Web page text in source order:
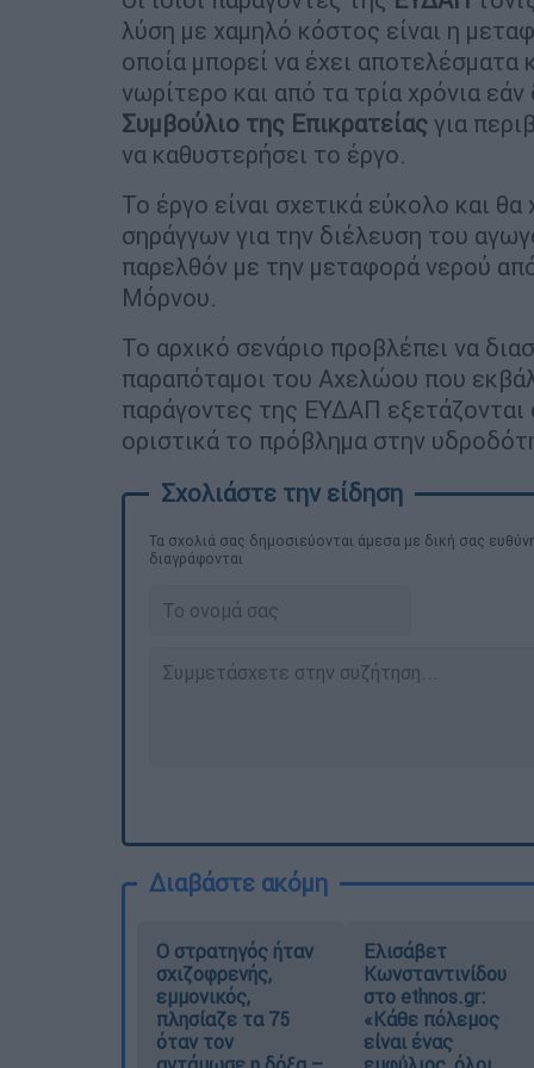
λύση με χαμηλό κόστος είναι η
οποία μπορεί να έχει αποτελέσματα
νωρίτερο και από τα τρία χρόνια
Συμβούλιο της Επικρατείας για
να καθυστερήσει το έργο.
Το έργο είναι σχετικά εύκολο και θα
σηράγγων για την διέλευση του
παρελθόν με την μεταφορά νερού
Μόρνου.
Το αρχικό σενάριο προβλέπει να
παραπόταμοι του Αχελώου που
παράγοντες της ΕΥΔΑΠ εξετάζονται
οριστικά το πρόβλημα στην
Τα σχολιά σας δημοσιεύονται άμεσα με δική σας
διαγράφονται
Διαβάστε ακόμη
O στρατηγός ήταν
σχιζοφρενής,
εμμονικός,
πλησίαζε τα 75
όταν τον
Ελισάβετ
Κωνσταντινίδου
στο ethnos.gr:
«Κάθε πόλεμος
είναι ένας